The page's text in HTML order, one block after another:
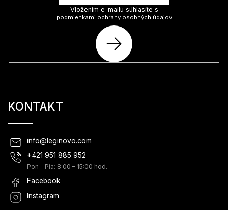
Vložením e-mailu súhlasíte s
podmienkami ochrany osobných údajov
PRIHLÁSIŤ
SA
KONTAKT
info@ leginovo.com
+421 951 885 952
Pon - Pia: 8:00 – 15:00 hod.
Facebook
Instagram